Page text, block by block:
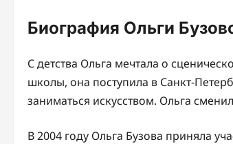
Биография Ольги
С детства Ольга мечтала о
школы, она поступила в Санкт-
заниматься искусством. Ольга
В 2004 году Ольга Бузова приняла